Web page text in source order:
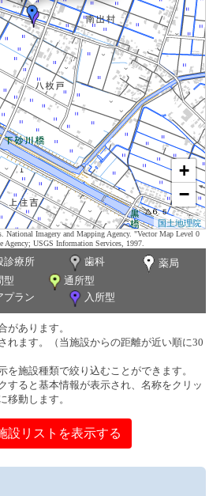
+
−
国土地理院
National Imagery and Mapping Agency. "Vector Map Level 0
USGS Information Services, 1997.
診療所 歯科
薬局
型
通所型
プラン
入所型
があります。
れます。（当施設からの距離が近い順に30
を施設種類で絞り込むことができます。
すると基本情報が表示され、名称をクリッ
移動します。
設リストを表示する